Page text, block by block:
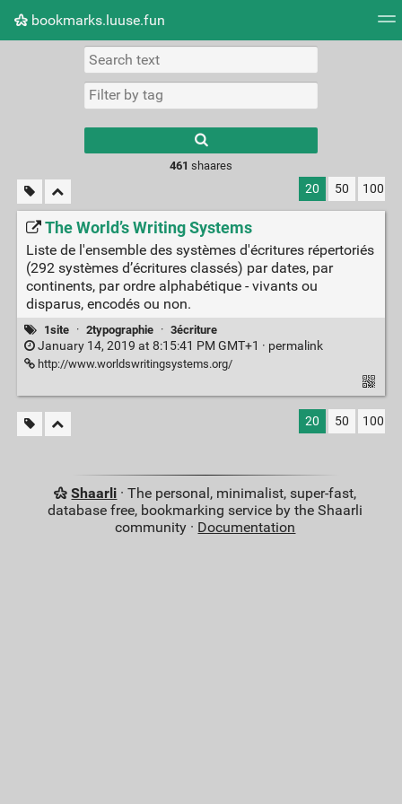
bookmarks.luuse.fun
Picture wall
results.
461 shaares
20 50 100
The World’s Writing Systems
Liste de l'ensemble des systèmes d'écritures répertoriés
(292 systèmes d’écritures classés) par dates, par
continents, par ordre alphabétique - vivants ou
disparus, encodés ou non.
1site · 2typographie · 3écriture
January 14, 2019 at 8:15:41 PM GMT+1 · permalink
http://www.worldswritingsystems.org/
20 50 100
Shaarli · The personal, minimalist, super-fast,
database free, bookmarking service by the Shaarli
community · Documentation